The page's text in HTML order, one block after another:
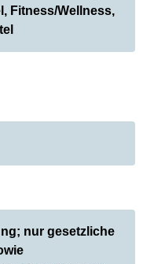
Fitness/Wellness,
nur gesetzliche